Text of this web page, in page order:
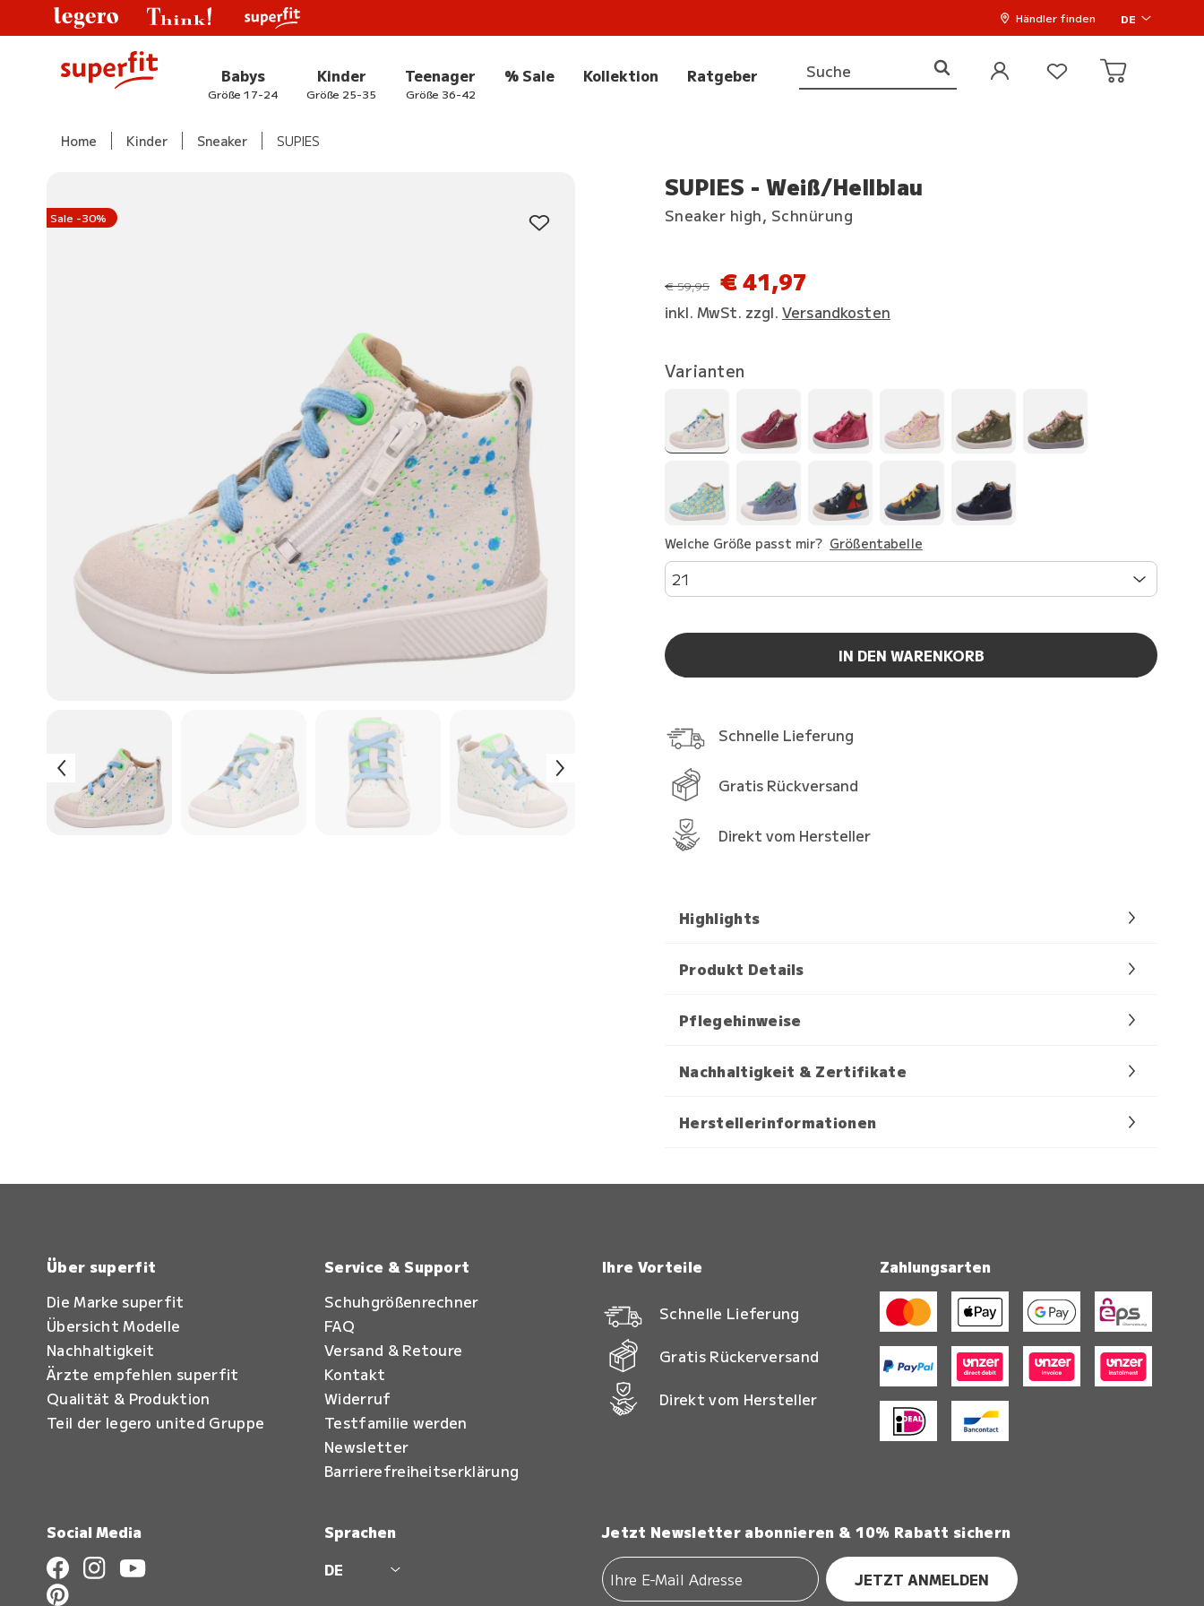
Händler finden DE
Babys
Größe 17-24
Kinder
Größe 25-35
Teenager
Größe 36-42
% Sale Kollektion Ratgeber
Home Kinder Sneaker SUPIES
Sale -30%
SUPIES - Weiß/Hellblau
Sneaker high, Schnürung
statt
€ 59,95 € 41,97
inkl. MwSt. zzgl. Versandkosten
Varianten
Welche Größe passt mir? Größentabelle
21
IN DEN WARENKORB
Schnelle Lieferung
Gratis Rückversand
Direkt vom Hersteller
Highlights
Produkt Details
Pflegehinweise
Nachhaltigkeit & Zertifikate
Herstellerinformationen
Über superfit
Die Marke superfit
Übersicht Modelle
Nachhaltigkeit
Ärzte empfehlen superfit
Qualität & Produktion
Teil der legero united Gruppe
Service & Support
Schuhgrößenrechner
FAQ
Versand & Retoure
Kontakt
Widerruf
Testfamilie werden
Newsletter
Barrierefreiheitserklärung
Ihre Vorteile
Schnelle Lieferung
Gratis Rückerversand
Direkt vom Hersteller
Zahlungsarten
Social Media
Sprachen
DE
Jetzt Newsletter abonnieren & 10% Rabatt sichern
JETZT ANMELDEN